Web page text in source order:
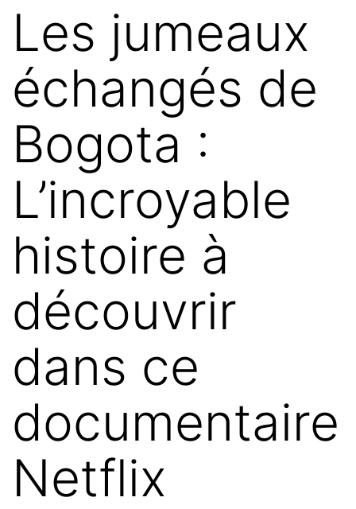
Les jumeaux
échangés de
Bogota :
L’incroyable
histoire à
découvrir
dans ce
documentaire
Netflix